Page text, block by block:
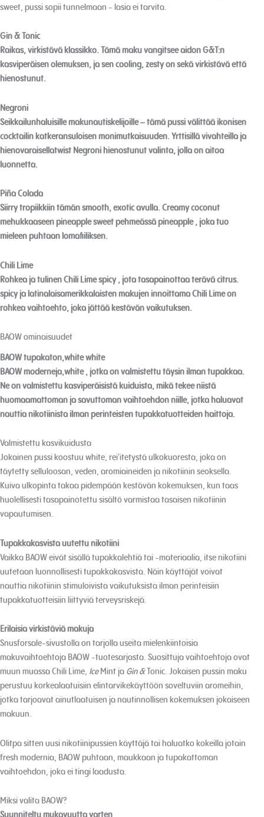
sweet, pussi sopii tunnelmaan - lasia ei tarvita.
Gin & Tonic
Raikas, virkistävä klassikko. Tämä maku vangitsee aidon G&T:n
kasviperäisen olemuksen, ja sen cooling, zesty on sekä virkistävä että
hienostunut.
Negroni
Seikkailunhaluisille makunautiskelijoille – tämä pussi välittää ikonisen
cocktailin katkeransuloisen monimutkaisuuden. Yrttisillä vivahteilla ja
hienovaraisellatwist Negroni hienostunut valinta, jolla on aitoa
luonnetta.
Piña Colada
Siirry tropiikkiin tämän smooth, exotic avulla. Creamy coconut
mehukkaaseen pineapple sweet pehmeässä pineapple , joka tuo
mieleen puhtaan lomafiiliksen.
Chili Lime
Rohkea ja tulinen Chili Lime spicy , jota tasapainottaa terävä citrus.
spicy ja latinalaisamerikkalaisten makujen innoittama Chili Lime on
rohkea vaihtoehto, joka jättää kestävän vaikutuksen.
BAOW ominaisuudet
BAOW tupakaton,white white
BAOW moderneja,white , jotka on valmistettu täysin ilman tupakkaa.
Ne on valmistettu kasviperäisistä kuiduista, mikä tekee niistä
huomaamattoman ja savuttoman vaihtoehdon niille, jotka haluavat
nauttia nikotiinista ilman perinteisten tupakkatuotteiden haittoja.
Valmistettu kasvikuidusta
Jokainen pussi koostuu white, rei'itetystä ulkokuoresta, joka on
täytetty selluloosan, veden, aromiaineiden ja nikotiinin seoksella.
Kuiva ulkopinta takaa pidempään kestävän kokemuksen, kun taas
huolellisesti tasapainotettu sisältö varmistaa tasaisen nikotiinin
vapautumisen.
Tupakkakasvista uutettu nikotiini
Vaikka BAOW eivät sisällä tupakkalehtiä tai -materiaalia, itse nikotiini
uutetaan luonnollisesti tupakkakasvista. Näin käyttäjät voivat
nauttia nikotiinin stimuloivista vaikutuksista ilman perinteisiin
tupakkatuotteisiin liittyviä terveysriskejä.
Erilaisia virkistäviä makuja
Snusforsale-sivustolla on tarjolla useita mielenkiintoisia
makuvaihtoehtoja BAOW -tuotesarjasta. Suosittuja vaihtoehtoja ovat
muun muassa Chili Lime, IceMint ja Gin &Tonic. Jokaisen pussin maku
perustuu korkealaatuisiin elintarvikekäyttöön soveltuviin aromeihin,
jotka tarjoavat ainutlaatuisen ja nautinnollisen kokemuksen jokaiseen
makuun.
Olitpa sitten uusi nikotiinipussien käyttäjä tai haluatko kokeilla jotain
fresh modernia, BAOW puhtaan, maukkaan ja tupakattoman
vaihtoehdon, joka ei tingi laadusta.
Miksi valita BAOW?
Suunniteltu mukavuutta varten
Age Verification
You need to be at least 18 years to enter.
Age Verification FAQ